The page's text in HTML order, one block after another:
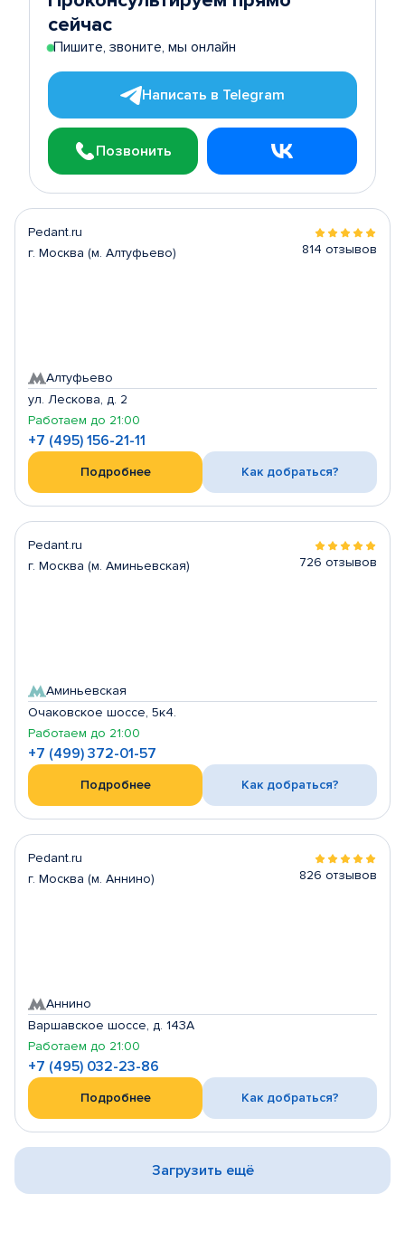
сейчас
Пишите, звоните, мы онлайн
Написать в Telegram
Позвонить
Pedant.ru
г. Москва (м. Алтуфьево)
814 отзывов
Алтуфьево
ул. Лескова, д. 2
Работаем до 21:00
+7 (495) 156-21-11
Подробнее Как добраться?
Pedant.ru
г. Москва (м. Аминьевская)
726 отзывов
Аминьевская
Очаковское шоссе, 5к4.
Работаем до 21:00
+7 (499) 372-01-57
Подробнее Как добраться?
Pedant.ru
г. Москва (м. Аннино)
826 отзывов
Аннино
Варшавское шоссе, д. 143А
Работаем до 21:00
+7 (495) 032-23-86
Подробнее Как добраться?
Загрузить ещё